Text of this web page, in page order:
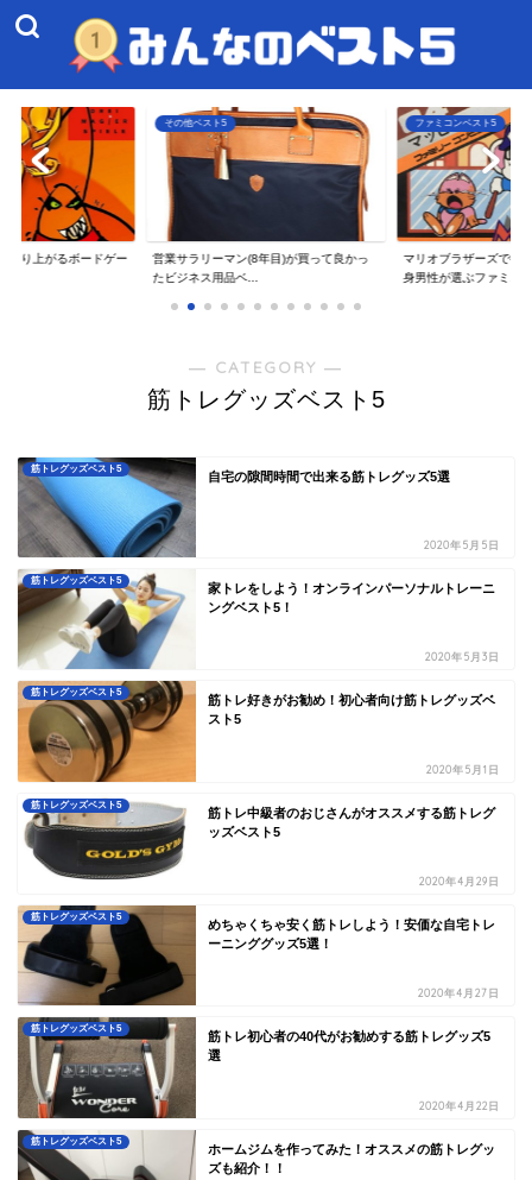
盛り上がるボードゲー
その他ベスト5
営業サラリーマン(8年目)が買って良かっ
たビジネス用品ベ...
ファミコンベスト5
マリオブラザーズで衝
身男性が選ぶファミ...
― CATEGORY ―
筋トレグッズベスト5
筋トレグッズベスト5
自宅の隙間時間で出来る筋トレグッズ5選
2020年5月5日
筋トレグッズベスト5
家トレをしよう！オンラインパーソナルトレーニ
ングベスト5！
2020年5月3日
筋トレグッズベスト5
筋トレ好きがお勧め！初心者向け筋トレグッズベ
スト5
2020年5月1日
筋トレグッズベスト5
筋トレ中級者のおじさんがオススメする筋トレグ
ッズベスト5
2020年4月29日
筋トレグッズベスト5
めちゃくちゃ安く筋トレしよう！安価な自宅トレ
ーニンググッズ5選！
2020年4月27日
筋トレグッズベスト5
筋トレ初心者の40代がお勧めする筋トレグッズ5
選
2020年4月22日
筋トレグッズベスト5
ホームジムを作ってみた！オススメの筋トレグッ
ズも紹介！！